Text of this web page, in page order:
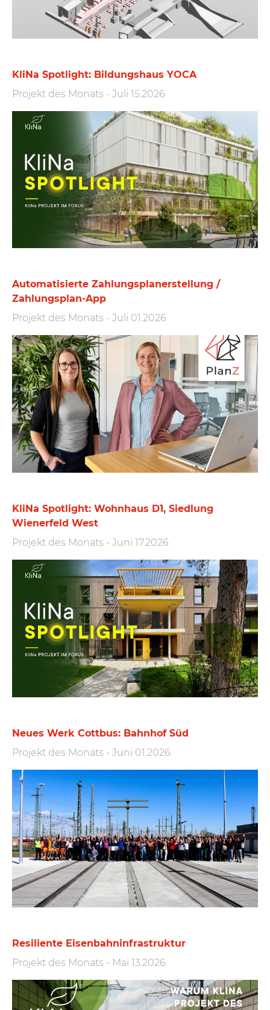
KliNa Spotlight: Bildungshaus YOCA
Projekt des Monats - Juli 15.2026
Automatisierte Zahlungs­plan­erstellung /
Zahlungs­plan-App
Projekt des Monats - Juli 01.2026
KliNa Spotlight: Wohnhaus D1, Siedlung
Wienerfeld West
Projekt des Monats - Juni 17.2026
Neues Werk Cottbus: Bahnhof Süd
Projekt des Monats - Juni 01.2026
Resiliente Eisen­bahn­infra­struktur
Projekt des Monats - Mai 13.2026